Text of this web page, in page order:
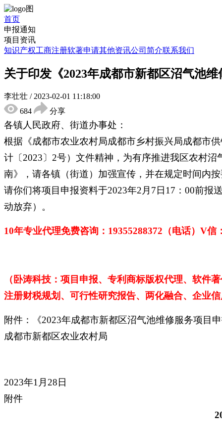
首页
申报通知
项目资讯
知识产权工商注册软著申请其他资讯公司简介联系我们
关于印发《2023年成都市新都区沼气池
李壮壮 / 2023-02-01 11:18:00
684
分享
各镇人民政府、街道办事处：
根据《成都市农业农村局成都市乡村振兴局成都市
计〔2023〕2号）文件精神，为有序推进我区农村
南》，请各镇（街道）加强宣传，并在规定时间内
请你们将项目申报资料于2023年2月7日17：00前
动放弃）。
10年专业代理免费咨询：19355288372（电话）V信
（卧涛科技：项目申报、专利商标版权代理、软件
注册财税规划、可行性研究报告、两化融合、企业
附件：《2023年成都市新都区沼气池维修服务项目
成都市新都区农业农村局
2023年1月28日
附件